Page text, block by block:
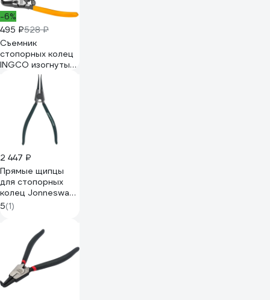
-6%
495 ₽528 ₽
Съемник
стопорных колец
INGCO изогнутый
HCCP261802
2 447 ₽
Прямые щипцы
для стопорных
колец Jonnesway
AG010009
5(1)